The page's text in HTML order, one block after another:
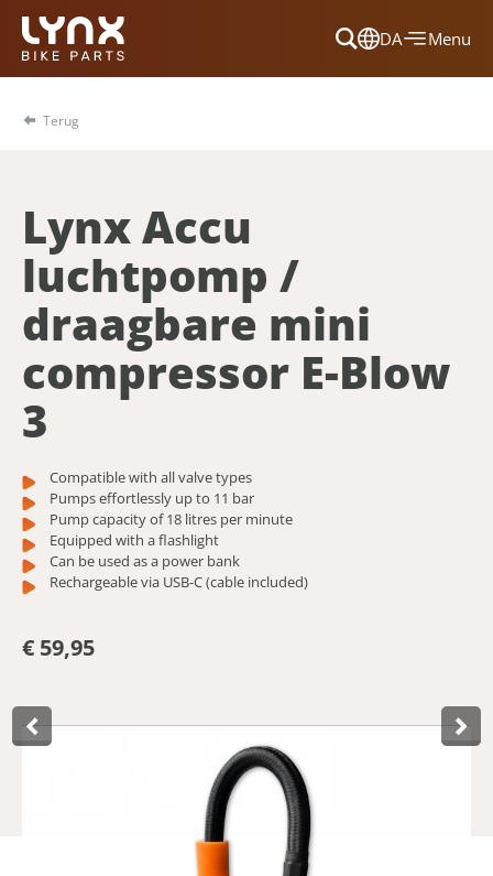
DA
Dansk
Menu
Terug
Lynx Accu
luchtpomp /
draagbare mini
compressor E-Blow
3
Compatible with all valve types
Pumps effortlessly up to 11 bar
Pump capacity of 18 litres per minute
Equipped with a flashlight
Can be used as a power bank
Rechargeable via USB-C (cable included)
€ 59,95